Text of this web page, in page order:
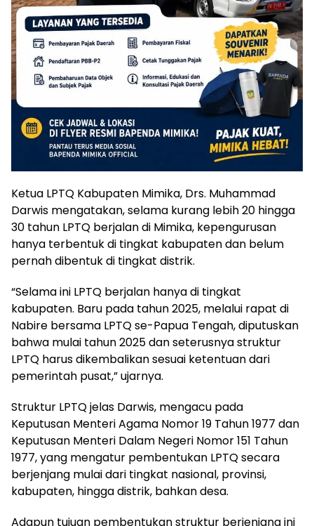
Ketua LPTQ Kabupaten Mimika, Drs. Muhammad
Darwis mengatakan, selama kurang lebih 20 hingga
30 tahun LPTQ berjalan di Mimika, kepengurusan
hanya terbentuk di tingkat kabupaten dan belum
pernah dibentuk di tingkat distrik.
“Selama ini LPTQ berjalan hanya di tingkat
kabupaten. Baru pada tahun 2025, melalui rapat di
Nabire bersama LPTQ se-Papua Tengah, diputuskan
bahwa mulai tahun 2025 dan seterusnya struktur
LPTQ harus dikembalikan sesuai ketentuan dari
pemerintah pusat,” ujarnya.
Struktur LPTQ jelas Darwis, mengacu pada
Keputusan Menteri Agama Nomor 19 Tahun 1977 dan
Keputusan Menteri Dalam Negeri Nomor 151 Tahun
1977, yang mengatur pembentukan LPTQ secara
berjenjang mulai dari tingkat nasional, provinsi,
kabupaten, hingga distrik, bahkan desa.
Adapun tujuan pembentukan struktur berjenjang ini